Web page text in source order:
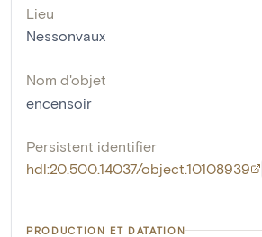
Lieu
Nessonvaux
Nom d'objet
encensoir
Persistent identifier
hdl:20.500.14037/object.10108939
PRODUCTION ET DATATION